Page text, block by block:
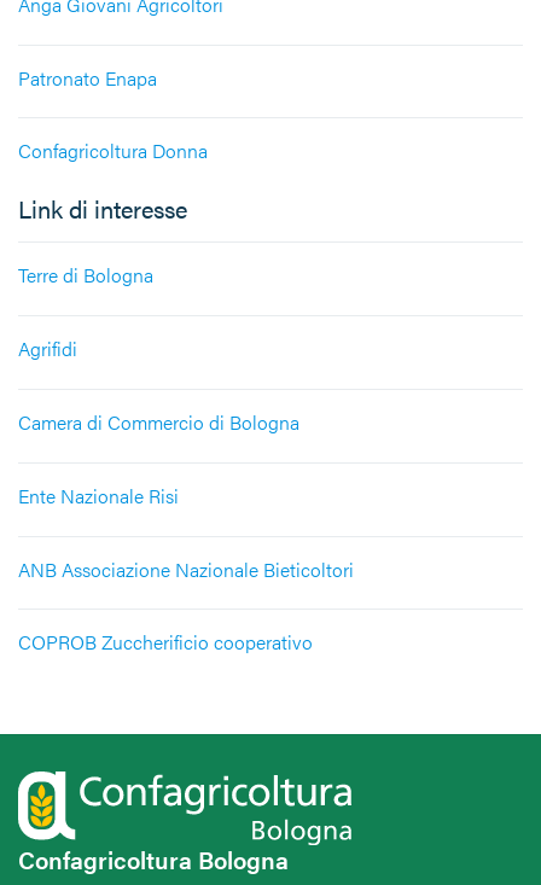
Patronato Enapa
Confagricoltura Donna
Link di interesse
Terre di Bologna
Agrifidi
Camera di Commercio di Bologna
Ente Nazionale Risi
ANB Associazione Nazionale Bieticoltori
COPROB Zuccherificio cooperativo
Confagricoltura Bologna